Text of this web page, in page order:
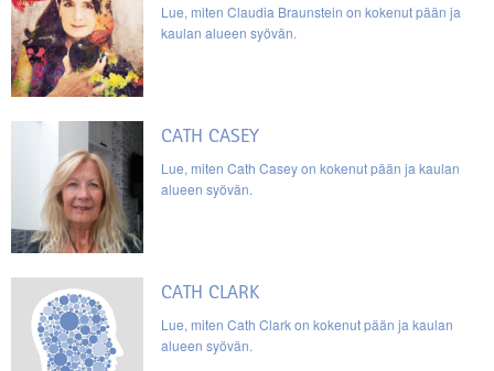
Lue, miten Claudia Braunstein on kokenut pään ja
kaulan alueen syövän.
CATH CASEY
Lue, miten Cath Casey on kokenut pään ja kaulan
alueen syövän.
CATH CLARK
Lue, miten Cath Clark on kokenut pään ja kaulan
alueen syövän.